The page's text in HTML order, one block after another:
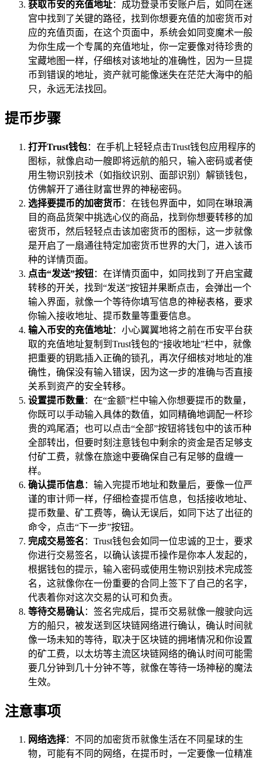
获取币安的充值地址：成功登录币安账户后，如同在迷
宫中找到了关键的路径，找到你想要充值的加密货币对
应的充值页面，在这个页面中，系统会如同变魔术一般
为你生成一个专属的充值地址，你一定要像对待珍贵的
宝藏地图一样，仔细核对该地址的准确性，因为一旦提
币到错误的地址，资产就可能像迷失在茫茫大海中的船
只，永远无法找回。
提币步骤
打开Trust钱包：在手机上轻轻点击Trust钱包应用程序的
图标，就像启动一艘即将远航的船只，输入密码或者使
用生物识别技术（如指纹识别、面部识别）解锁钱包，
仿佛解开了通往财富世界的神秘密码。
选择要提币的加密货币 ：在钱包界面中，如同在琳琅满
目的商品货架中挑选心仪的商品，找到你想要转移的加
密货币，然后轻轻点击该加密货币的图标，这一步就像
是开启了一扇通往特定加密货币世界的大门，进入该币
种的详情页面。
点击“发送”按钮：在详情页面中，如同找到了开启宝藏
转移的开关，找到“发送”按钮并果断点击，会弹出一个
输入界面，就像一个等待你填写信息的神秘表格，要求
你输入接收地址、提币数量等重要信息。
输入币安的充值地址：小心翼翼地将之前在币安平台获
取的充值地址复制到Trust钱包的“接收地址”栏中，就像
把重要的钥匙插入正确的锁孔，再次仔细核对地址的准
确性，确保没有输入错误，因为这一步的准确与否直接
关系到资产的安全转移。
设置提币数量：在“金额”栏中输入你想要提币的数量，
你既可以手动输入具体的数值，如同精确地调配一杯珍
贵的鸡尾酒；也可以点击“全部”按钮将钱包中的该币种
全部转出，但要时刻注意钱包中剩余的资金是否足够支
付矿工费，就像在旅途中要确保自己有足够的盘缠一
样。
确认提币信息：输入完提币地址和数量后，要像一位严
谨的审计师一样，仔细检查提币信息，包括接收地址、
提币数量、矿工费等，确认无误后，如同下达了出征的
命令，点击“下一步”按钮。
完成交易签名 ：Trust钱包会如同一位忠诚的卫士，要求
你进行交易签名，以确认该提币操作是你本人发起的，
根据钱包的提示，输入密码或使用生物识别技术完成签
名，这就像你在一份重要的合同上签下了自己的名字，
代表着你对这次交易的认可和负责。
等待交易确认 ：签名完成后，提币交易就像一艘驶向远
方的船只，被发送到区块链网络进行确认，确认时间就
像一场未知的等待，取决于区块链的拥堵情况和你设置
的矿工费，以太坊等主流区块链网络的确认时间可能需
要几分钟到几十分钟不等，就像在等待一场神秘的魔法
生效。
注意事项
网络选择：不同的加密货币就像生活在不同星球的生
物，可能有不同的网络，在提币时，一定要像一位精准